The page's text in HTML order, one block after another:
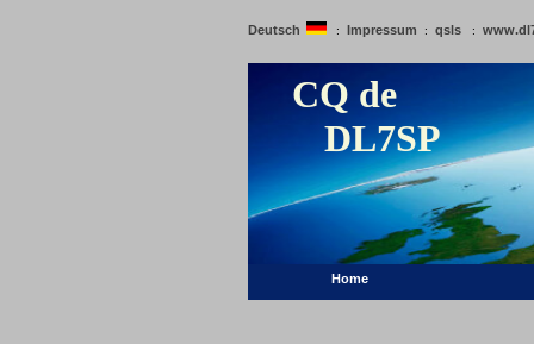
Deutsch : Impressum : qsls :
CQ de
DL7SP
Home